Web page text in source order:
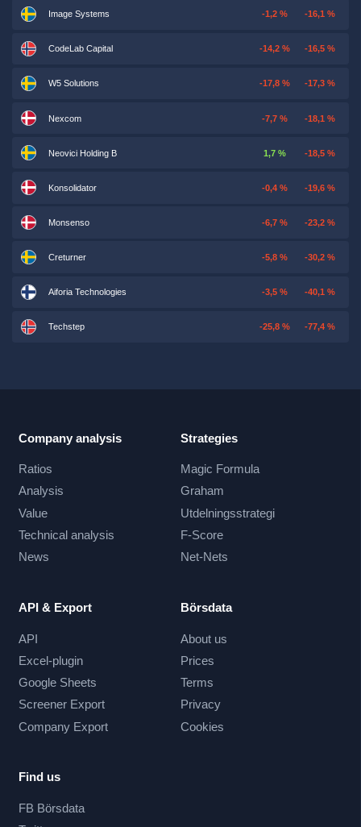
Image Systems -1,2 % -16,1 %
CodeLab Capital -14,2 % -16,5 %
W5 Solutions -17,8 % -17,3 %
Nexcom -7,7 % -18,1 %
Neovici Holding B 1,7 % -18,5 %
Konsolidator -0,4 % -19,6 %
Monsenso -6,7 % -23,2 %
Creturner -5,8 % -30,2 %
Aiforia Technologies -3,5 % -40,1 %
Techstep -25,8 % -77,4 %
Company analysis
Ratios
Analysis
Value
Technical analysis
News
Strategies
Magic Formula
Graham
Utdelningsstrategi
F-Score
Net-Nets
API & Export
API
Excel-plugin
Google Sheets
Screener Export
Company Export
Börsdata
About us
Prices
Terms
Privacy
Cookies
Find us
FB Börsdata